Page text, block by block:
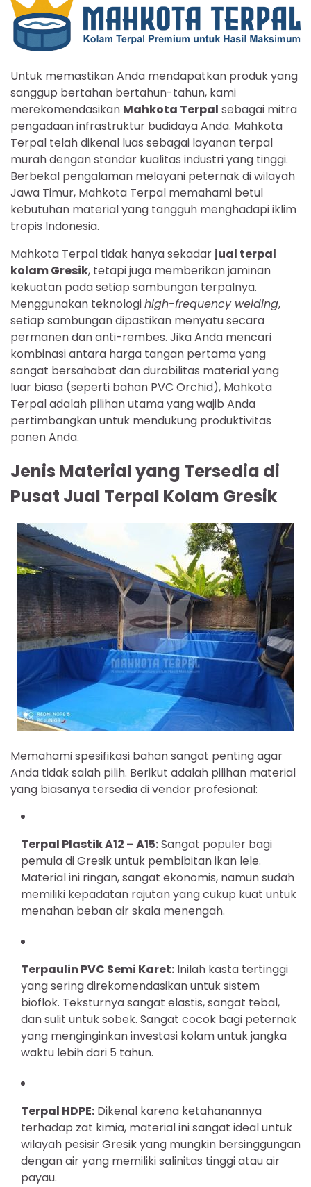
Untuk memastikan Anda mendapatkan produk yang
sanggup bertahan bertahun-tahun, kami
merekomendasikan Mahkota Terpal sebagai mitra
pengadaan infrastruktur budidaya Anda. Mahkota
Terpal telah dikenal luas sebagai layanan terpal
murah dengan standar kualitas industri yang tinggi.
Berbekal pengalaman melayani peternak di wilayah
Jawa Timur, Mahkota Terpal memahami betul
kebutuhan material yang tangguh menghadapi iklim
tropis Indonesia.
Mahkota Terpal tidak hanya sekadar jual terpal
kolam Gresik, tetapi juga memberikan jaminan
kekuatan pada setiap sambungan terpalnya.
Menggunakan teknologihigh-frequency welding,
setiap sambungan dipastikan menyatu secara
permanen dan anti-rembes. Jika Anda mencari
kombinasi antara harga tangan pertama yang
sangat bersahabat dan durabilitas material yang
luar biasa (seperti bahan PVC Orchid), Mahkota
Terpal adalah pilihan utama yang wajib Anda
pertimbangkan untuk mendukung produktivitas
panen Anda.
Jenis Material yang Tersedia di
Pusat Jual Terpal Kolam Gresik
Memahami spesifikasi bahan sangat penting agar
Anda tidak salah pilih. Berikut adalah pilihan material
yang biasanya tersedia di vendor profesional:
Terpal Plastik A12 – A15:Sangat populer bagi
pemula di Gresik untuk pembibitan ikan lele.
Material ini ringan, sangat ekonomis, namun sudah
memiliki kepadatan rajutan yang cukup kuat untuk
menahan beban air skala menengah.
Terpaulin PVC Semi Karet: Inilah kasta tertinggi
yang sering direkomendasikan untuk sistem
bioflok. Teksturnya sangat elastis, sangat tebal,
dan sulit untuk sobek. Sangat cocok bagi peternak
yang menginginkan investasi kolam untuk jangka
waktu lebih dari 5 tahun.
Terpal HDPE: Dikenal karena ketahanannya
terhadap zat kimia, material ini sangat ideal untuk
wilayah pesisir Gresik yang mungkin bersinggungan
dengan air yang memiliki salinitas tinggi atau air
payau.